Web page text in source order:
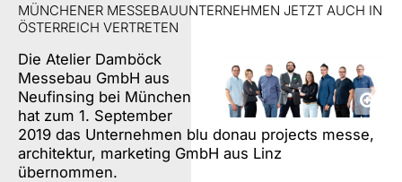
MÜNCHENER MESSEBAUUNTERNEHMEN JETZT AUCH IN
ÖSTERREICH VERTRETEN
Die Atelier Damböck
Messebau GmbH aus
Neufinsing bei München
hat zum 1. September
2019 das Unternehmen blu donau projects messe,
architektur, marketing GmbH aus Linz
übernommen.